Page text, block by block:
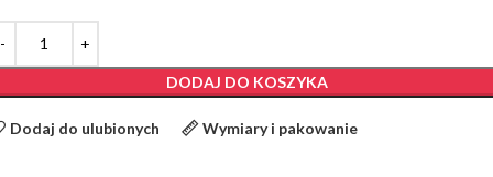
DODAJ DO KOSZYKA
Dodaj do ulubionych Wymiary i pakowanie